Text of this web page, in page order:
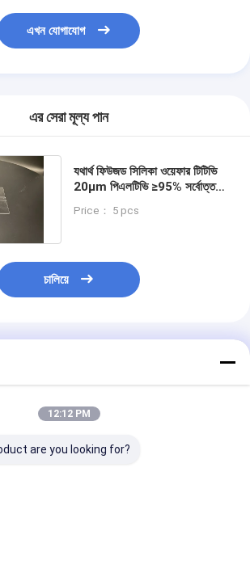
এখন যোগাযোগ
এর সেরা মূল্য পান
যথার্থ ফিউজড সিলিকা ওয়েফার টিটিভি
20μm পিএলটিভি ≥95% সর্বোত্তম
Price： 5 pcs
চালিয়ে
12:12 PM
are you looking for?